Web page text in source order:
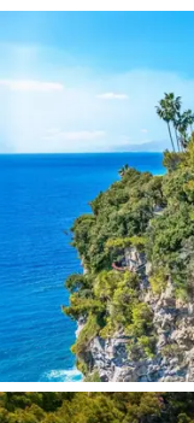
стену.
как
общения, а
баланс между
приватными
Ночная зона
комнаты,
Мастер-сюита
декорация, где
бликов на воде
светом.